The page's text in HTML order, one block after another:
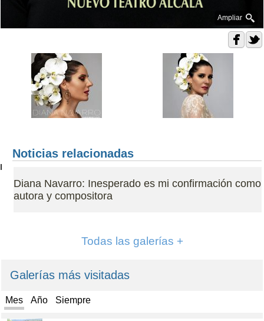
Ampliar
Noticias relacionadas
Diana Navarro: Inesperado es mi confirmación como
autora y compositora
Todas las galerías +
Galerías más visitadas
Mes Año Siempre